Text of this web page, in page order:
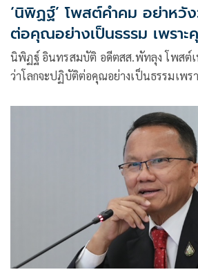
‘นิพิฏฐ์’ โพสต์คำคม อย่าหวั
ต่อคุณอย่างเป็นธรรม เพรา
นิพิฏฐ์ อินทรสมบัติ อดีตสส.พัทลุง โพสต์เ
ว่าโลกจะปฏิบัติต่อคุณอย่างเป็นธรรมเพ